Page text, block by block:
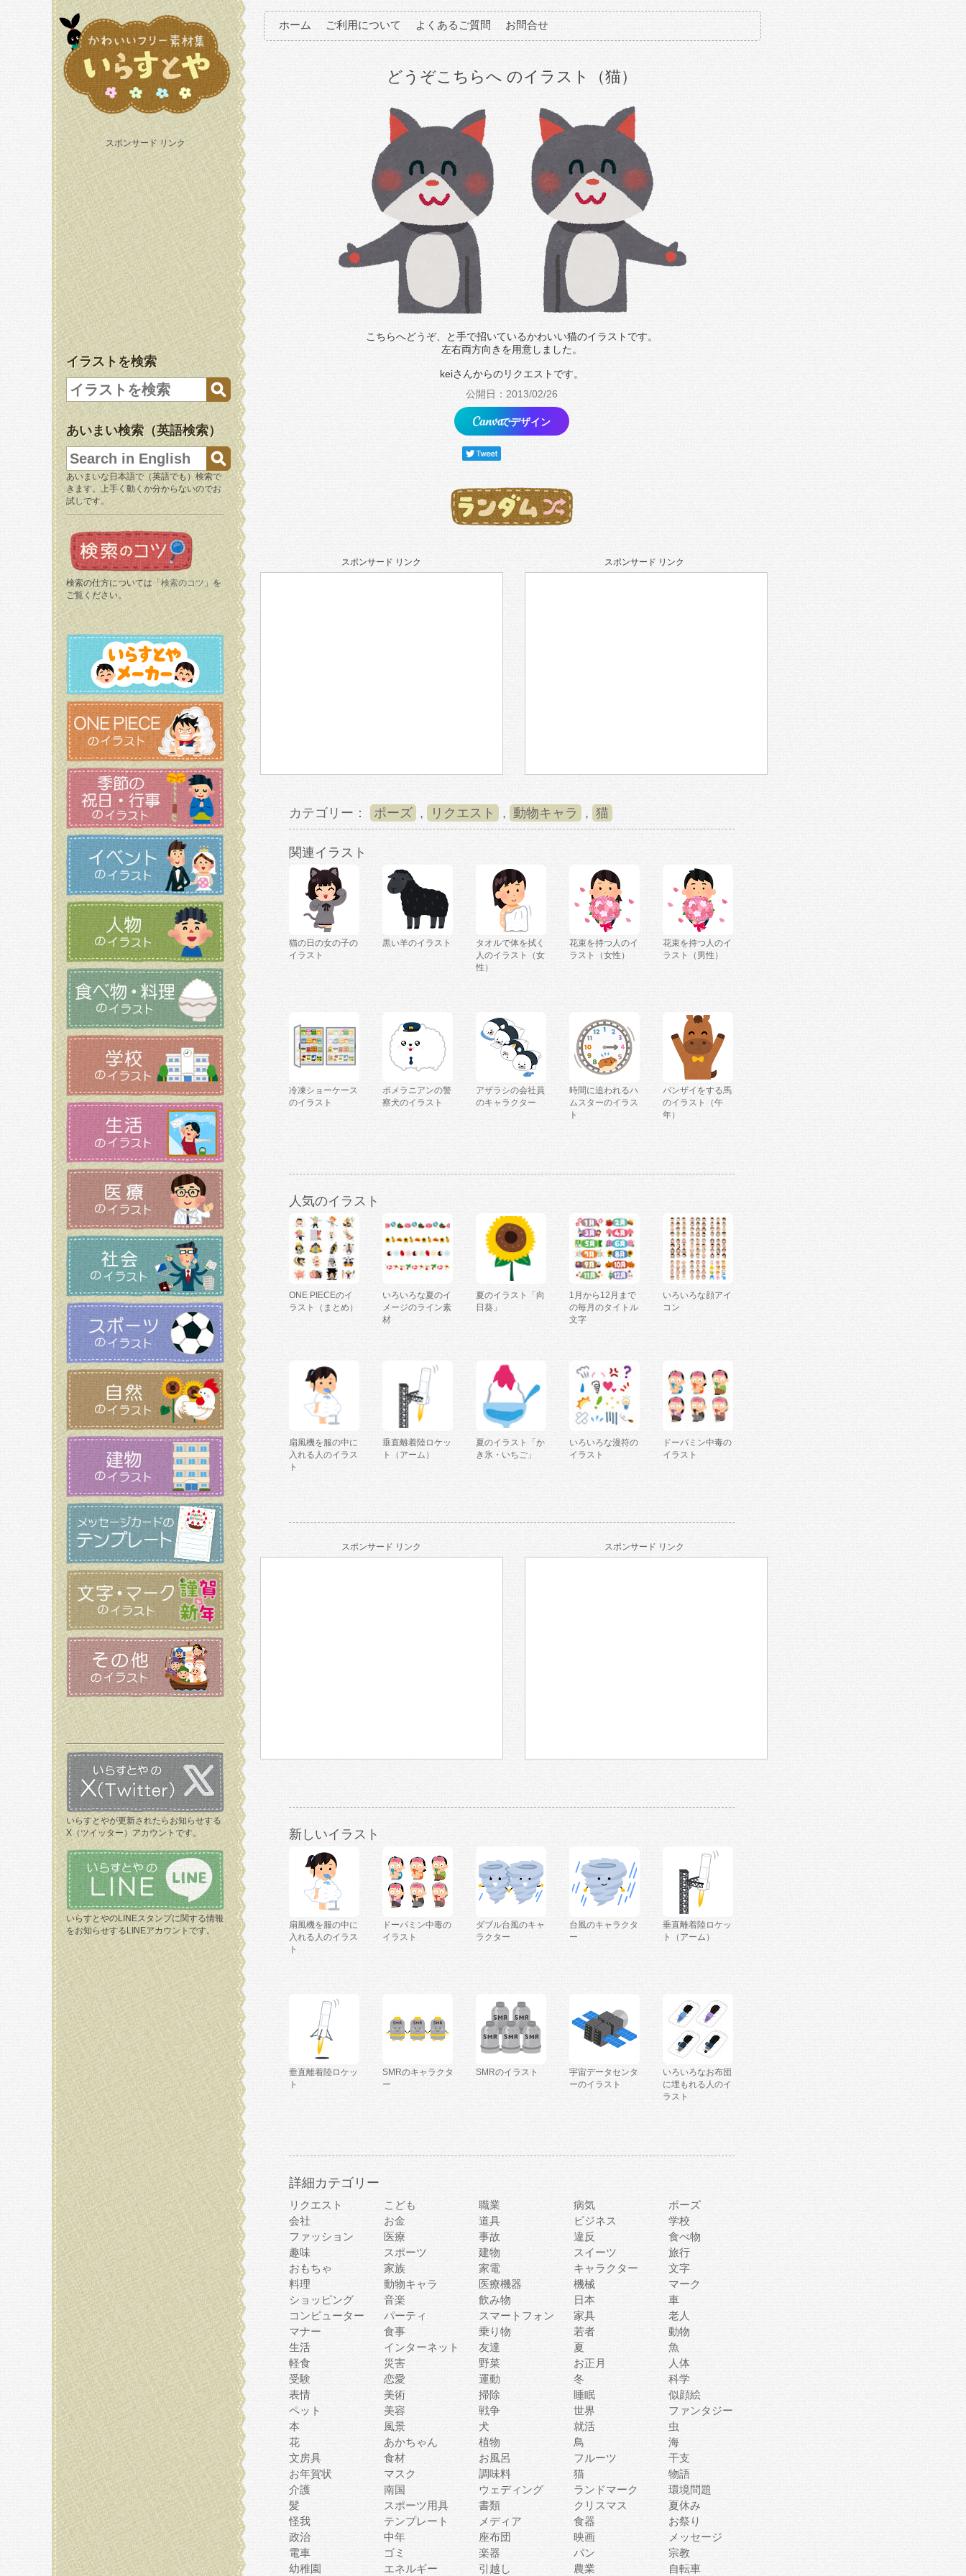
スポンサード リンク
イラストを検索
あいまい検索（英語検索）
あいまいな日本語で（英語でも）検索で
きます。上手く動くか分からないのでお
試しです。
検索の仕方については「 検索のコツ 」を
ご覧ください。
いらすとやが更新されたらお知らせする
X（ツイッター）アカウントです。
いらすとやのLINEスタンプに関する情報
をお知らせするLINEアカウントです。
ホーム ご利用について よくあるご質問 お問合せ
どうぞこちらへ のイラスト（猫）
こちらへどうぞ、と手で招いているかわいい猫のイラストです。
左右両方向きを用意しました。
keiさんからのリクエストです。
公開日：2013/02/26
でデザイン
スポンサード リンク スポンサード リンク
カテゴリー： ポーズ , リクエスト , 動物キャラ , 猫
関連イラスト
猫の日の女の子の
イラスト
黒い羊のイラスト
タオルで体を拭く
人のイラスト（女
性）
花束を持つ人のイ
ラスト（女性）
花束を持つ人のイ
ラスト（男性）
冷凍ショーケース
のイラスト
ポメラニアンの警
察犬のイラスト
アザラシの会社員
のキャラクター
時間に追われるハ
ムスターのイラス
ト
バンザイをする馬
のイラスト（午
年）
人気のイラスト
ONE PIECEのイ
ラスト（まとめ）
いろいろな夏のイ
メージのライン素
材
夏のイラスト「向
日葵」
1月から12月まで
の毎月のタイトル
文字
いろいろな顔アイ
コン
扇風機を服の中に
入れる人のイラス
ト
垂直離着陸ロケッ
ト（アーム）
夏のイラスト「か
き氷・いちご」
いろいろな漫符の
イラスト
ドーパミン中毒の
イラスト
スポンサード リンク スポンサード リンク
新しいイラスト
扇風機を服の中に
入れる人のイラス
ト
ドーパミン中毒の
イラスト
ダブル台風のキャ
ラクター
台風のキャラクタ
ー
垂直離着陸ロケッ
ト（アーム）
垂直離着陸ロケッ
ト
SMRのキャラクタ
ー
SMRのイラスト
宇宙データセンタ
ーのイラスト
いろいろなお布団
に埋もれる人のイ
ラスト
詳細カテゴリー
リクエスト こども 職業 病気
ポーズ
会社
お金 道具 ビジネス
学校
ファッション
医療 事故 違反
食べ物
趣味
スポーツ 建物 スイーツ
旅行
おもちゃ
家族 家電 キャラクター
文字
料理
動物キャラ 医療機器 機械
マーク
ショッピング
音楽 飲み物 日本
車
コンピューター
パーティ スマートフォン 家具
老人
マナー
食事 乗り物 若者
動物
生活
インターネット 友達 夏
魚
軽食
災害 野菜 お正月
人体
受験
恋愛 運動 冬
科学
表情
美術 掃除 睡眠
似顔絵
ペット
美容 戦争 世界
ファンタジー
本
風景 犬 就活
虫
花
あかちゃん 植物 鳥
海
文房具
食材 お風呂 フルーツ
干支
お年賀状
マスク 調味料 猫
物語
介護
南国 ウェディング ランドマーク
環境問題
髪
スポーツ用具 書類 クリスマス
夏休み
怪我
テンプレート メディア 食器
お祭り
政治
中年 座布団 映画
メッセージ
電車
ゴミ 楽器 パン
宗教
幼稚園
エネルギー 引越し 農業 自転車